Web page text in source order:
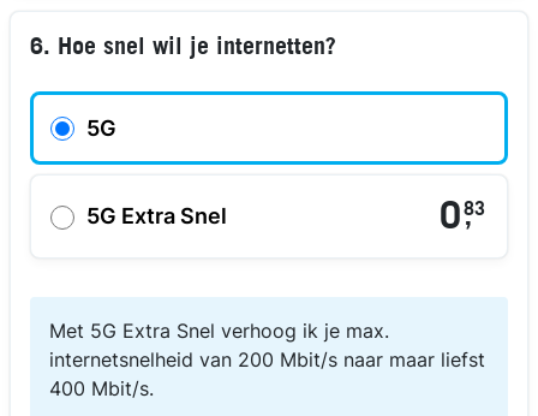
6. Hoe snel wil je internetten?
5G
5G Extra Snel 0,
83
Met 5G Extra Snel verhoog ik je max.
internetsnelheid van 200 Mbit/s naar maar liefst
400 Mbit/s.